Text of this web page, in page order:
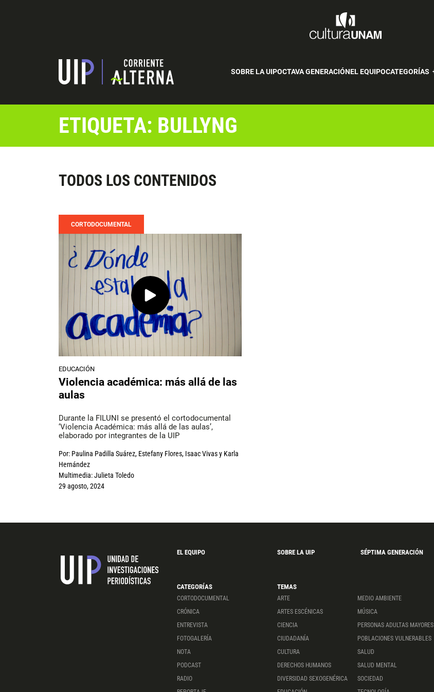
SOBRE LA UIPOCTAVA GENERACIÓNEL EQUIPOCATEGORÍAS
ETIQUETA: BULLYNG
TODOS LOS CONTENIDOS
CORTODOCUMENTAL
EDUCACIÓN
Violencia académica: más allá de las
aulas
Durante la FILUNI se presentó el cortodocumental
‘Violencia Académica: más allá de las aulas’,
elaborado por integrantes de la UIP
Por: Paulina Padilla Suárez, Estefany Flores, Isaac Vivasy Karla
Hernández
Multimedia:Julieta Toledo
29 agosto, 2024
EL EQUIPO SOBRE LA UIP SÉPTIMA GENERACIÓN
CATEGORÍAS
CORTODOCUMENTAL
CRÓNICA
ENTREVISTA
FOTOGALERÍA
NOTA
PODCAST
RADIO
TEMAS
ARTE
ARTES ESCÉNICAS
CIENCIA
CIUDADANÍA
CULTURA
DERECHOS HUMANOS
DIVERSIDAD SEXOGENÉRICA
MEDIO AMBIENTE
MÚSICA
PERSONAS ADULTAS MAYORES
POBLACIONES VULNERABLES
SALUD
SALUD MENTAL
SOCIEDAD